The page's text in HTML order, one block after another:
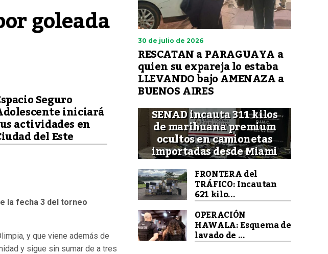
goleada
Seguro
iniciará
actividades en
del Este
la fecha 3 del torneo
y que viene además de
y sigue sin sumar de a tres
30 de julio de 2026
RESCATAN a PARAGUAYA a
quien su expareja lo estaba
LLEVANDO bajo AMENAZA a
BUENOS AIRES
SENAD incauta 311 kilos
de marihuana premium
ocultos en camionetas
importadas desde Miami
FRONTERA del
TRÁFICO: Incautan
621 kilo...
OPERACIÓN
HAWALA: Esquema de
lavado de ...